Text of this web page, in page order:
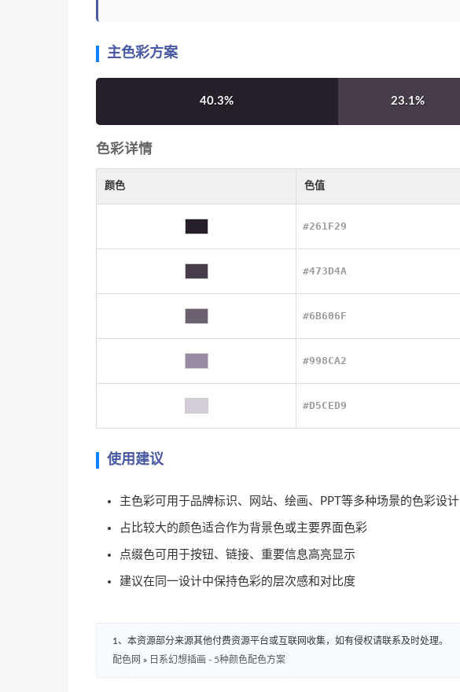
主色彩方案
40.3% 23.1%
色彩详情
颜色 色值
#261F29
#473D4A
#6B606F
#998CA2
#D5CED9
使用建议
主色彩可用于品牌标识、网站、绘画、PPT等多种场景的色彩设计
占比较大的颜色适合作为背景色或主要界面色彩
点缀色可用于按钮、链接、重要信息高亮显示
建议在同一设计中保持色彩的层次感和对比度
1、本资源部分来源其他付费资源平台或互联网收集，如有侵权请联系及时处理。
配色网 » 日系幻想插画 - 5种颜色配色方案